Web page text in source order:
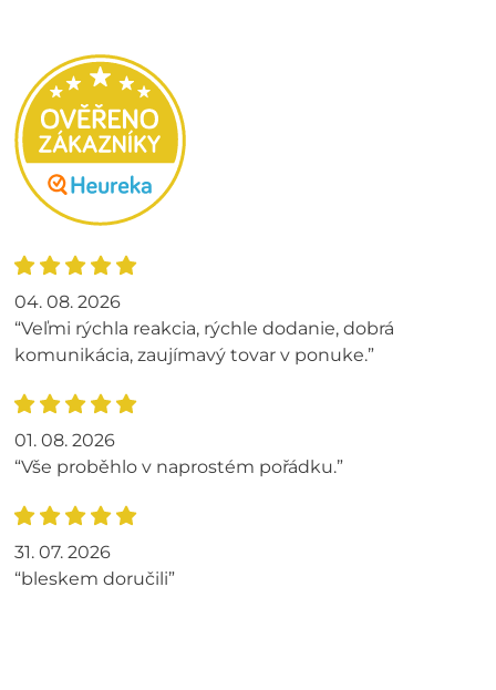
04. 08. 2026
“Veľmi rýchla reakcia, rýchle dodanie, dobrá
komunikácia, zaujímavý tovar v ponuke.”
01. 08. 2026
“Vše proběhlo v naprostém pořádku.”
31. 07. 2026
“bleskem doručili”